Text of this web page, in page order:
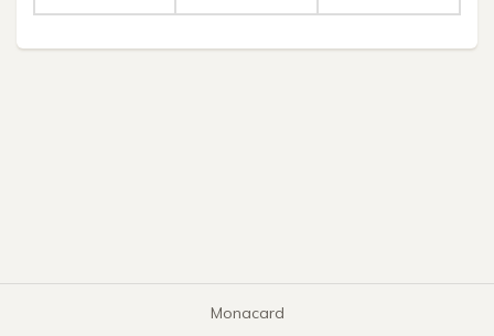
Monacard